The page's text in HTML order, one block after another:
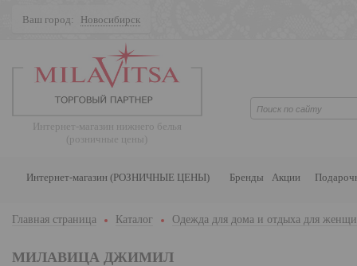
Ваш город: Новосибирск
Интернет-магазин нижнего белья
(розничные цены)
Интернет-магазин (РОЗНИЧНЫЕ ЦЕНЫ) Бренды Акции
Главная страница Каталог Одежда для дома и отдыха для
МИЛАВИЦА ДЖИМИЛ